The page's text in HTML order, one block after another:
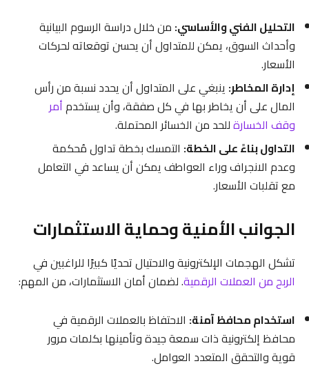
التحليل الفني والأساسي: من خلال دراسة الرسوم البيانية
وأحداث السوق، يمكن للمتداول أن يحسن توقعاته لحركات
الأسعار.
إدارة المخاطر: ينبغي على المتداول أن يحدد نسبة من رأس
المال على أن يخاطر بها في كل صفقة، وأن يستخدمأمر
وقف الخسارةللحد من الخسائر المحتملة.
التداول بناءً على الخطة: التمسك بخطة تداول مُحكمة
وعدم الانجراف وراء العواطف يمكن أن يساعد في التعامل
مع تقلبات الأسعار.
الجوانب الأمنية وحماية الاستثمارات
تشكل الهجمات الإلكترونية والاحتيال تحديًا كبيرًا للراغبين في
الربح من العملات الرقمية. لضمان أمان الاستثمارات، من المهم:
استخدام محافظ آمنة: الاحتفاظ بالعملات الرقمية في
محافظ إلكترونية ذات سمعة جيدة وتأمينها بكلمات مرور
قوية والتحقق المتعدد العوامل.